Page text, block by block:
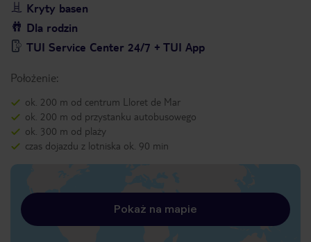
Kryty basen
Dla rodzin
TUI Service Center 24/7 + TUI App
Położenie:
ok. 200 m od centrum Lloret de Mar
ok. 200 m od przystanku autobusowego
ok. 300 m od plaży
czas dojazdu z lotniska ok. 90 min
Pokaż na mapie